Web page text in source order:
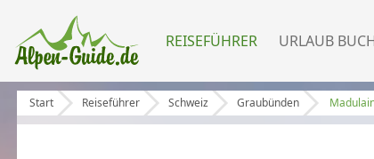
REISEFÜHRER URLAUB
Start Reiseführer Schweiz Graubünden